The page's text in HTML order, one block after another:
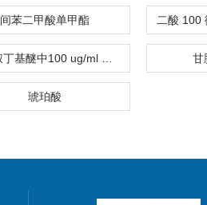
间苯二甲酸单甲酯
甘
琥珀酸